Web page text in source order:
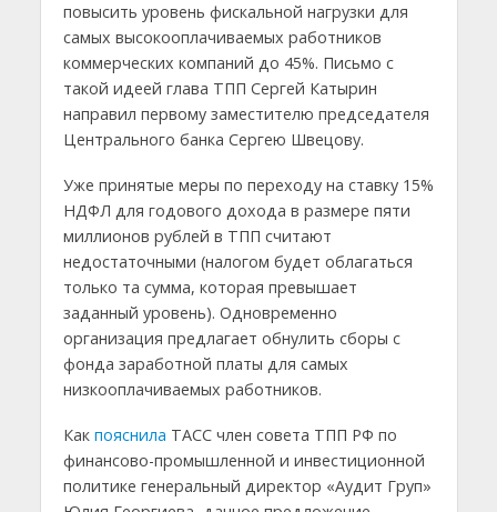
повысить уровень фискальной нагрузки для
самых высокооплачиваемых работников
коммерческих компаний до 45%. Письмо с
такой идеей глава ТПП Сергей Катырин
направил первому заместителю председателя
Центрального банка Сергею Швецову.
Уже принятые меры по переходу на ставку 15%
НДФЛ для годового дохода в размере пяти
миллионов рублей в ТПП считают
недостаточными (налогом будет облагаться
только та сумма, которая превышает
заданный уровень). Одновременно
организация предлагает обнулить сборы с
фонда заработной платы для самых
низкооплачиваемых работников.
Как пояснила ТАСС член совета ТПП РФ по
финансово-промышленной и инвестиционной
политике генеральный директор «Аудит Груп»